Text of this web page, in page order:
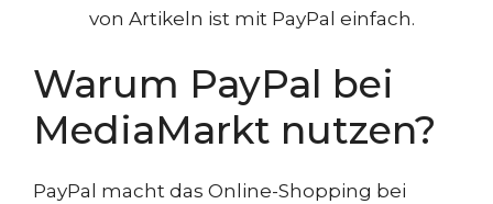
von Artikeln ist mit PayPal einfach.
Warum PayPal bei
MediaMarkt nutzen?
PayPal macht das Online-Shopping bei